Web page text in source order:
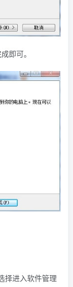
即可。
择进入软件管理